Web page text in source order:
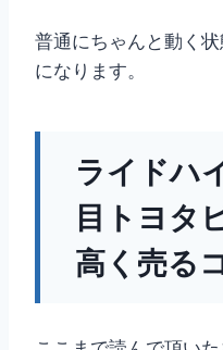
普通にちゃんと動く
になります。
ライドハ
目トヨタ
高く売る